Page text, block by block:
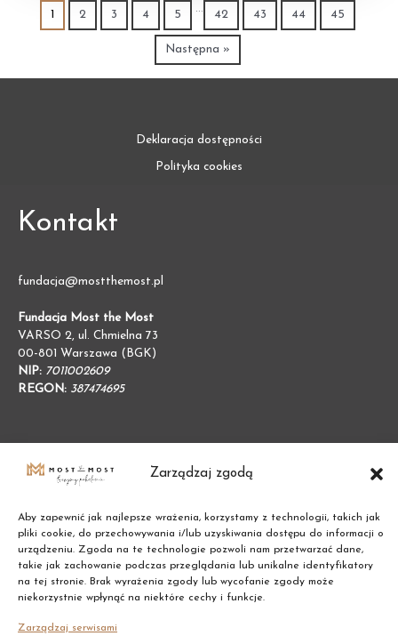
Zarządzaj zgodą
Aby zapewnić jak najlepsze wrażenia, korzystamy z technologii, takich jak
pliki cookie, do przechowywania i/lub uzyskiwania dostępu do informacji o
urządzeniu. Zgoda na te technologie pozwoli nam przetwarzać dane,
takie jak zachowanie podczas przeglądania lub unikalne identyfikatory
na tej stronie. Brak wyrażenia zgody lub wycofanie zgody może
niekorzystnie wpłynąć na niektóre cechy i funkcje.
Zarządzaj serwisami
1 2 3 4 5
…
42 43 44 45
Następna »
Deklaracja dostępności
Polityka cookies
Kontakt
fundacja@mostthemost.pl
Fundacja Most the Most
VARSO 2, ul. Chmielna 73
00-801 Warszawa (BGK)
NIP: 7011002609
REGON: 387474695